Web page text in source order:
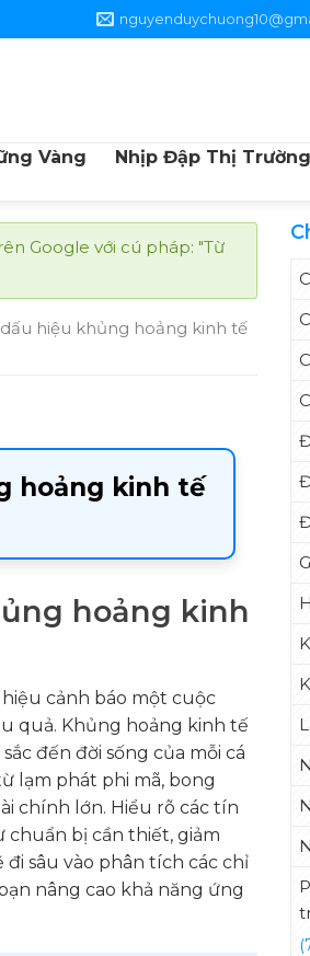
Vàng Nhịp Đập Thị Trường
Google với cú pháp: "Từ
hiệu khủng hoảng kinh tế
hoảng kinh tế
hoảng kinh
cảnh báo một cuộc
quả. Khủng hoảng kinh tế
đến đời sống của mỗi cá
lạm phát phi mã, bong
chính lớn. Hiểu rõ các tín
chuẩn bị cần thiết, giảm
sâu vào phân tích các chỉ
nâng cao khả năng ứng